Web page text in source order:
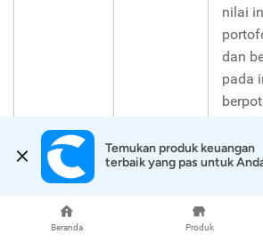
Beranda Produk
nilai
dan
pada
dalam
Temukan produk keuangan
terbaik yang pas untuk